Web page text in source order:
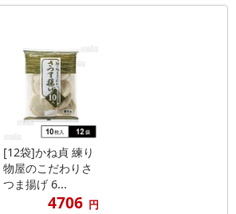
[12袋]かね貞 練り
物屋のこだわりさ
つま揚げ 6...
4706 円